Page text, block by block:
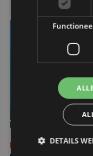
vr 31 juli | 18:00
DETAILS